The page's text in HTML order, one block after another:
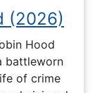
(2026)
Hood
battleworn
of crime